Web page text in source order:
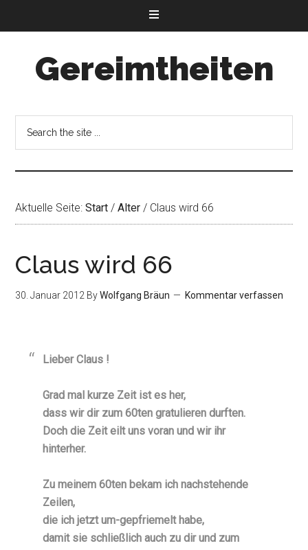
Gereimtheiten
Aktuelle Seite:Start / Alter / Claus wird 66
Claus wird 66
30. Januar 2012 ByWolfgang Bräun Kommentar verfassen
Lieber Claus !
Grad mal kurze Zeit ist es her,
dass wir dir zum 60ten gratulieren durften.
Doch die Zeit eilt uns voran und wir ihr
hinterher.
Zu meinem 60ten bekam ich nachstehende
Zeilen,
die ich jetzt um-gepfriemelt habe,
damit sie schließlich auch zu dir und zum